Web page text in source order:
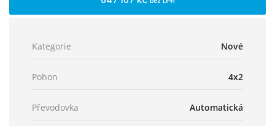
Kategorie Nové
Pohon 4x2
Převodovka Automatická